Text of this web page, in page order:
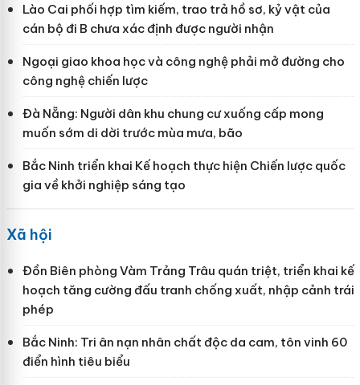
Lào Cai phối hợp tìm kiếm, trao trả hồ sơ, kỷ vật của
cán bộ đi B chưa xác định được người nhận
Ngoại giao khoa học và công nghệ phải mở đường cho
công nghệ chiến lược
Đà Nẵng: Người dân khu chung cư xuống cấp mong
muốn sớm di dời trước mùa mưa, bão
Bắc Ninh triển khai Kế hoạch thực hiện Chiến lược quốc
gia về khởi nghiệp sáng tạo
Xã hội
Đồn Biên phòng Vàm Trảng Trâu quán triệt, triển khai kế
hoạch tăng cường đấu tranh chống xuất, nhập cảnh trái
phép
Bắc Ninh: Tri ân nạn nhân chất độc da cam, tôn vinh 60
điển hình tiêu biểu